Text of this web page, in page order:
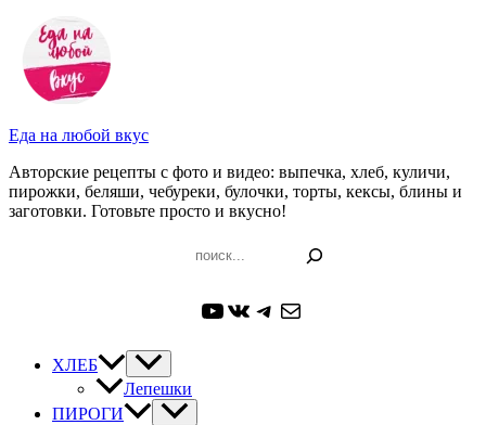
Перейти
содержимому
Еда на любой вкус
Авторские рецепты с фото и видео: выпечка, хлеб, куличи,
пирожки, беляши, чебуреки, булочки, торты, кексы, блины и
заготовки. Готовьте просто и вкусно!
YouTube
ВКонтакте
Telegram
Почта
ХЛЕБ
Лепешки
ПИРОГИ